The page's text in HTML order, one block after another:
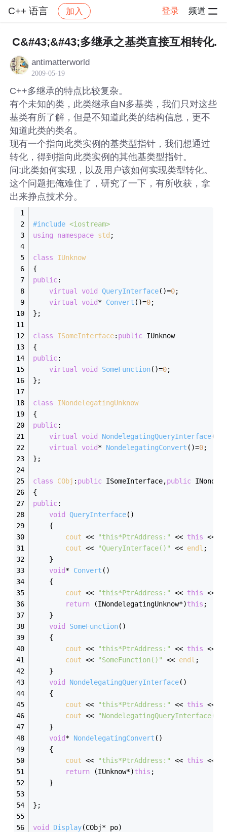
C++ 语言 加入 登录 频道
社区 C++ 语言 帖子详情
C&#43;&#43;多继承之基类直接互相转化.
antimatterworld
2009-05-19
C++多继承的特点比较复杂。
有个未知的类，此类继承自N多基类，我们只对这些
基类有所了解，但是不知道此类的结构信息，更不
知道此类的类名。
现有一个指向此类实例的基类型指针，我们想通过
转化，得到指向此类实例的其他基类型指针。
问:此类如何实现，以及用户该如何实现类型转化。
这个问题把俺难住了，研究了一下，有所收获，拿
出来挣点技术分。
#include <iostream>
using
namespace std ;
class
IUnknow
{
public:
virtual
void QueryInterface()=0;
virtual
void* Convert ()=0;
};
class ISomeInterface: public IUnknow
{
public:
virtual
void SomeFunction()=0;
};
class
INondelegatingUnknow
{
public:
virtual
void NondelegatingQueryInterface()
virtual
void* NondelegatingConvert ()=0;
};
class CObj : public ISomeInterface,public
{
public:
void
QueryInterface()
	{
cout << "this*PtrAddress:" << this <<
cout << "QueryInterface()" << endl ;
	}
void* Convert ()
	{
cout << "this*PtrAddress:" << this <<
return (INondelegatingUnknow*)this ;
	}
void
SomeFunction()
	{
cout << "this*PtrAddress:" << this <<
cout << "SomeFunction()" << endl ;
	}
void
NondelegatingQueryInterface()
	{
cout << "this*PtrAddress:" << this <<
cout << "NondelegatingQueryInterface()"
	}
void* NondelegatingConvert ()
	{
cout << "this*PtrAddress:" << this <<
return (IUnknow*)this ;
	}
};
void Display(CObj* po)